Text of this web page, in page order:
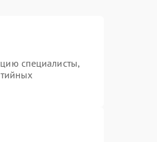
специалисты,